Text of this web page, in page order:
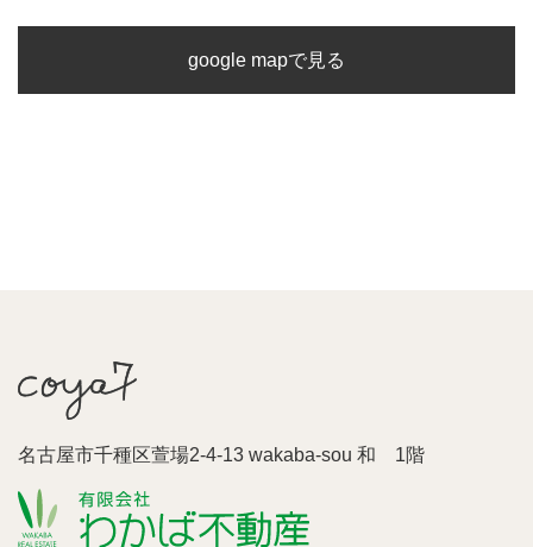
google mapで見る
名古屋市千種区萱場2-4-13 wakaba-sou 和 1階